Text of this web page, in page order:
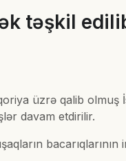
təşkil
üzrə qalib olmuş
davam etdirilir.